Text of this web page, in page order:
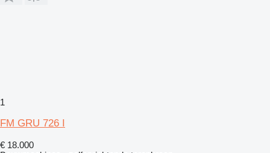
1
FM GRU 726 I
€ 18.000